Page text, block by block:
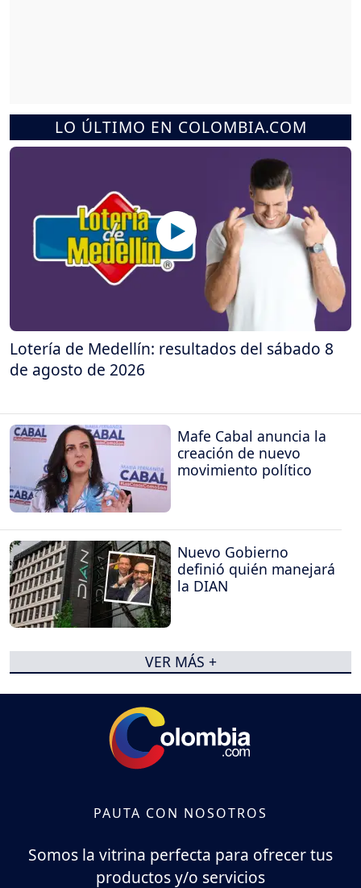
LO ÚLTIMO EN COLOMBIA.COM
Lotería de Medellín: resultados del sábado 8
de agosto de 2026
Mafe Cabal anuncia la
creación de nuevo
movimiento político
Nuevo Gobierno
definió quién manejará
la DIAN
VER MÁS +
PAUTA CON NOSOTROS
Somos la vitrina perfecta para ofrecer tus
productos y/o servicios